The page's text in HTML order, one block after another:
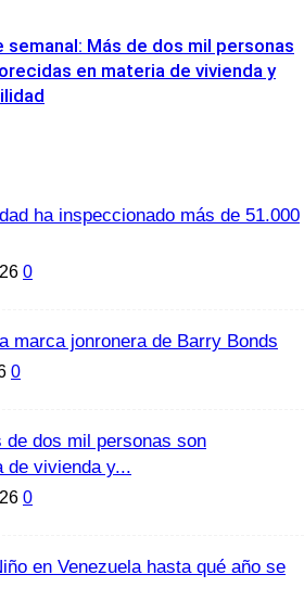
semanal: Más de dos mil personas
en materia de vivienda y
ha inspeccionado más de 51.000
0
marca jonronera de Barry Bonds
0
de dos mil personas son
de vivienda y...
0
en Venezuela hasta qué año se